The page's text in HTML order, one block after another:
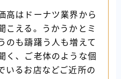
高はドーナツ業界から
こえる。うかうかとミ
のも躊躇う人も増えて
く、ご老体のような個
いるお店などご近所の